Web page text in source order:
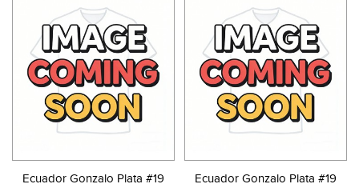
Ecuador Gonzalo Plata #19
Ecuador Gonzalo Plata #19